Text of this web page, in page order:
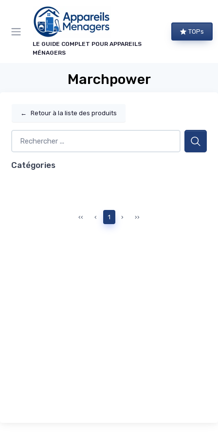
LE GUIDE COMPLET POUR APPAREILS
MÉNAGERS
TOPs
Marchpower
← Retour à la liste des produits
Catégories
‹‹ ‹ 1 › ››
Panneau de gestion des cookies